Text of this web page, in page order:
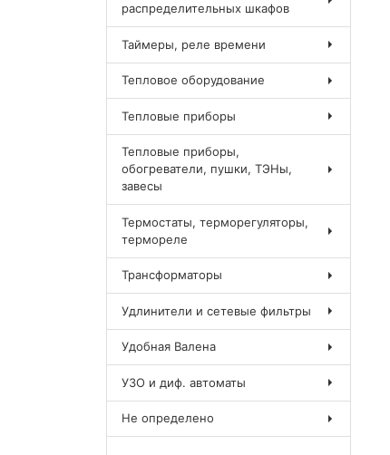
распределительных шкафов
Таймеры, реле времени
Тепловое оборудование
Тепловые приборы
Тепловые приборы,
обогреватели, пушки, ТЭНы,
завесы
Термостаты, терморегуляторы,
термореле
Трансформаторы
Удлинители и сетевые фильтры
Удобная Валена
УЗО и диф. автоматы
Не определено